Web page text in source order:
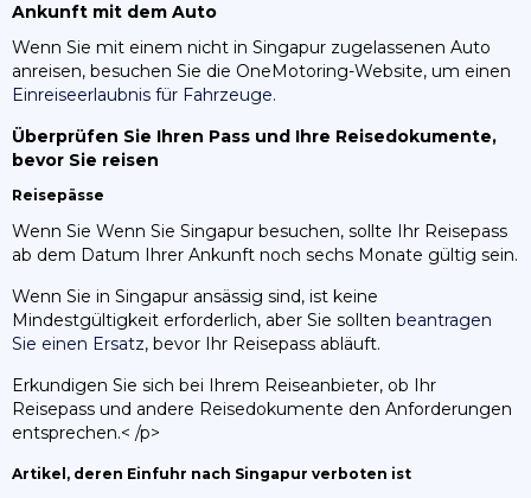
Ankunft mit dem Auto
Wenn Sie mit einem nicht in Singapur zugelassenen Auto
anreisen, besuchen Sie die OneMotoring-Website, um einen
Einreiseerlaubnis für Fahrzeuge.
Überprüfen Sie Ihren Pass und Ihre Reisedokumente,
bevor Sie reisen
Reisepässe
Wenn Sie Wenn Sie Singapur besuchen, sollte Ihr Reisepass
ab dem Datum Ihrer Ankunft noch sechs Monate gültig sein.
Wenn Sie in Singapur ansässig sind, ist keine
Mindestgültigkeit erforderlich, aber Sie sollten beantragen
Sie einen Ersatz, bevor Ihr Reisepass abläuft.
Erkundigen Sie sich bei Ihrem Reiseanbieter, ob Ihr
Reisepass und andere Reisedokumente den Anforderungen
entsprechen.< /p>
Artikel, deren Einfuhr nach Singapur verboten ist